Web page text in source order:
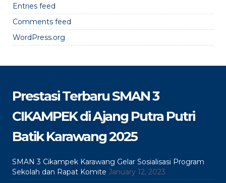
Entries feed
Comments feed
WordPress.org
Prestasi Terbaru SMAN 3
CIKAMPEK di Ajang Putra Putri
Batik Karawang 2025
SMAN 3 Cikampek Karawang Gelar Sosialisasi Program
Sekolah dan Rapat Komite January 12, 2023